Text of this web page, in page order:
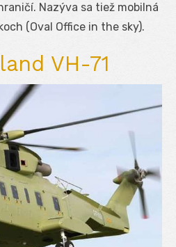
Nazýva sa tiež mobilná
(Oval Office in the sky).
VH-71